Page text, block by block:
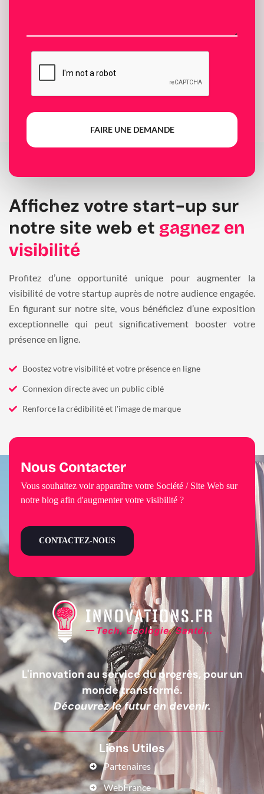
FAIRE UNE DEMANDE
Affichez votre start-up sur
notre site web et gagnez en
visibilité
Profitez d’une opportunité unique pour augmenter la
visibilité de votre startup auprès de notre audience engagée.
En figurant sur notre site, vous bénéficiez d’une exposition
exceptionnelle qui peut significativement booster votre
présence en ligne.
Boostez votre visibilité et votre présence en ligne
Connexion directe avec un public ciblé
Renforce la crédibilité et l'image de marque
L'innovation au service du progrès, pour un
monde transformé.
Découvrez le futur en devenir.
Liens Utiles
Partenaires
WebFrance
Nous Contacter
Vous souhaitez voir apparaître votre Société / Site Web sur
notre blog afin d'augmenter votre visibilité ?
CONTACTEZ-NOUS